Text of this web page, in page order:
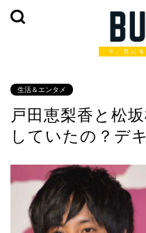
生活＆エンタメ
戸田恵梨香と松
していたの？デ